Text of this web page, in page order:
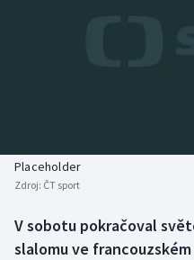
Biatlon
Box
Aplikace ČT sport
Placeholder
Zdroj: ČT sport
V sobotu pokračoval
slalomu ve